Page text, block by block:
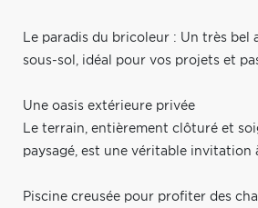
Le paradis du bricoleur : Un très bel
sous-sol, idéal pour vos projets et
Une oasis extérieure privée
Le terrain, entièrement clôturé et
paysagé, est une véritable invitation
Piscine creusée pour profiter des